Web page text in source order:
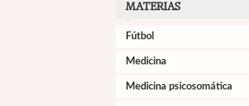
MATERIAS
Fútbol
Medicina
Medicina psicosomática